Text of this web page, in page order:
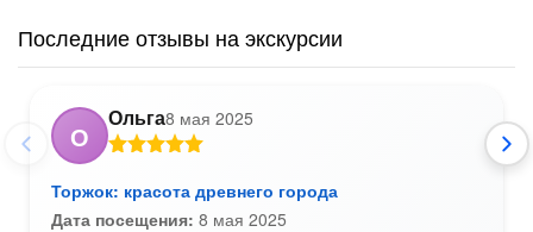
Последние отзывы на экскурсии
О
Ольга8 мая 2025
Торжок: красота древнего города
Дата посещения: 8 мая 2025